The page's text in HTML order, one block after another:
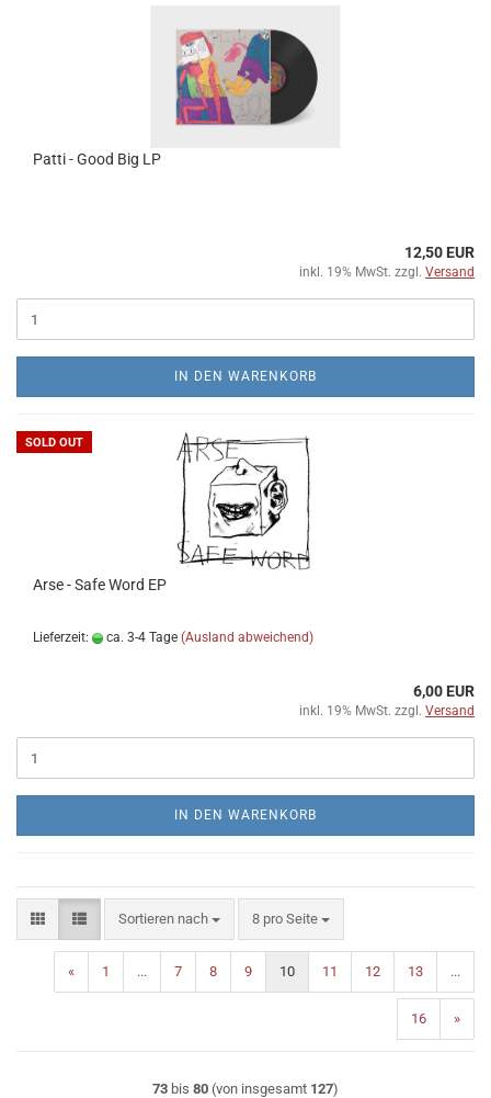
Patti - Good Big LP
12,50 EUR
inkl. 19% MwSt. zzgl. Versand
IN DEN WARENKORB
SOLD OUT
Arse - Safe Word EP
Lieferzeit: ca. 3-4 Tage (Ausland abweichend)
6,00 EUR
inkl. 19% MwSt. zzgl. Versand
IN DEN WARENKORB
Sortieren nach
Sortieren nach 8 pro Seite
pro Seite
« 1 ... 7 8 9 10 11 12 13 ...
16 »
73 bis 80 (von insgesamt 127)